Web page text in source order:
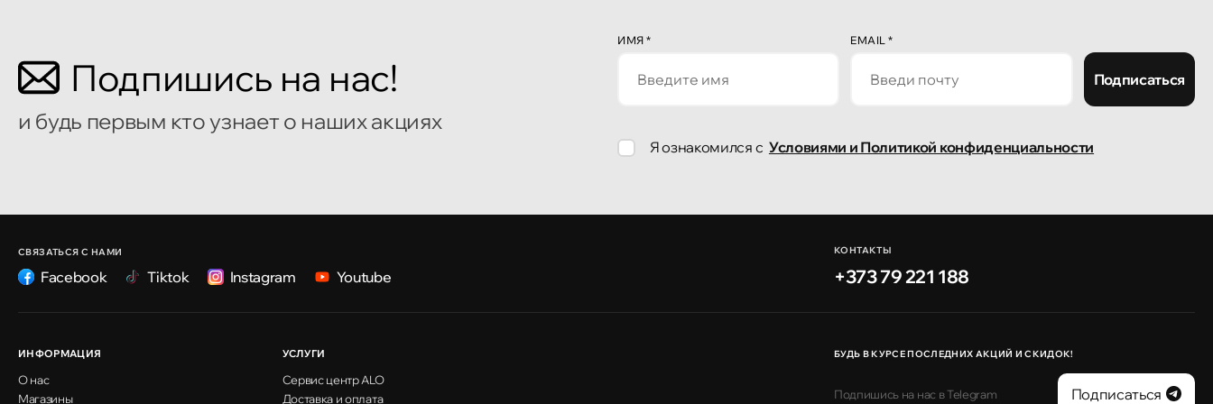
улица Алеку Руссо 1
Кишинёв
Подпишись на нас!
и будь первым кто узнает о наших акциях
ИМЯ * EMAIL*
Подписаться
Я ознакомился с Условиями и Политикой конфиденциальности
СВЯЗАТЬСЯ С НАМИ
Facebook Tiktok Instagram Youtube
КОНТАКТЫ
+373 79 221 188
ИНФОРМАЦИЯ
О нас
Магазины
УСЛУГИ
Сервис центр ALO
Доставка и оплата
БУДЬ В КУРСЕ ПОСЛЕДНИХ АКЦИЙ И СКИДОК!
Подпишись на нас в Telegram Подписаться